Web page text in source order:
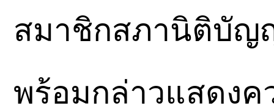
สมาชิกสภานิติบัญ
พร้อมกล่าวแสดงค